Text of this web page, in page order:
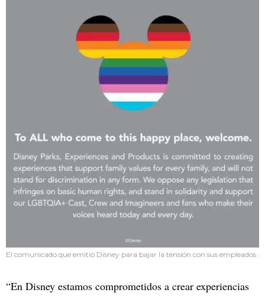
El comunicado que emitió Disney para bajar la tensión con sus empleados
“En Disney estamos comprometidos a crear experiencias